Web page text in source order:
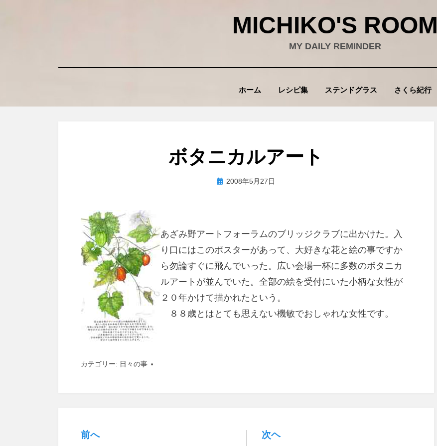
MICHIKO'S ROOM
MY DAILY REMINDER
ホーム レシピ集 ステンドグラス さくら紀行
ボタニカルアート
投稿者wad
投 2008年5月27日
あざみ野アートフォーラムのブリッジクラブに出かけた。入
り口にはこのポスターがあって、大好きな花と絵の事ですか
ら勿論すぐに飛んでいった。広い会場一杯に多数のボタニカ
ルアートが並んでいた。全部の絵を受付にいた小柄な女性が
２０年かけて描かれたという。
８８歳とはとても思えない機敏でおしゃれな女性です。
カテゴリー: 日々の事
投
前へ 次ヘ